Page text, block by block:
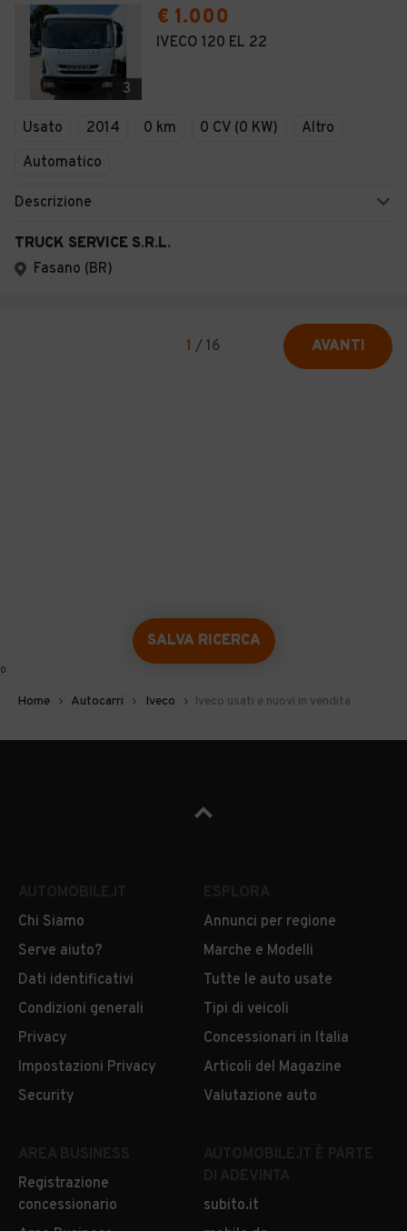
3
€ 1.000
IVECO 120 EL 22
Usato 2014 0 km 0 CV (0 KW)
Altro
Automatico
Descrizione
TRUCK SERVICE S.R.L.
Fasano (BR)
1 / 16 AVANTI
SALVA RICERCA
0
Home Autocarri Iveco Iveco usati e nuovi in vendita
Chi Siamo
Serve aiuto?
Dati identificativi
Condizioni generali
Privacy
Impostazioni Privacy
Security
Annunci per regione
Marche e Modelli
Tutte le auto usate
Tipi di veicoli
Concessionari in Italia
Articoli del Magazine
Valutazione auto
Registrazione
concessionario
subito.it